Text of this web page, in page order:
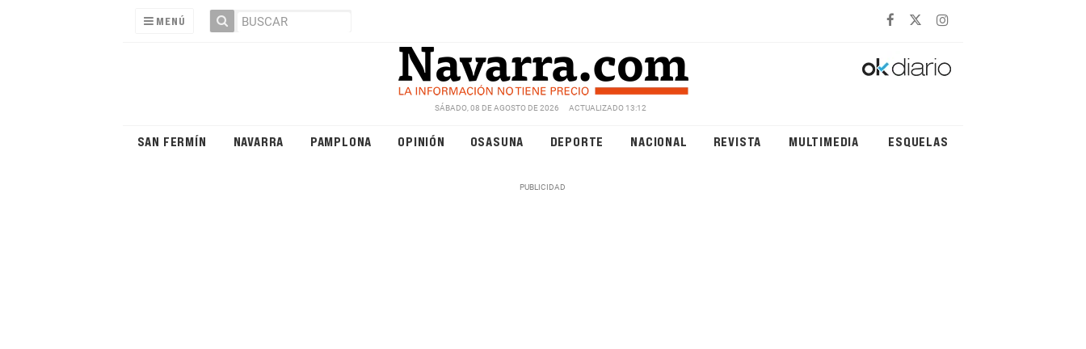
MENÚ
SÁBADO, 08 DE AGOSTO DE 2026 ACTUALIZADO 13:12
SAN FERMÍN NAVARRA PAMPLONA OPINIÓN OSASUNA DEPORTE NACIONAL REVISTA MULTIMEDIA ESQUELAS